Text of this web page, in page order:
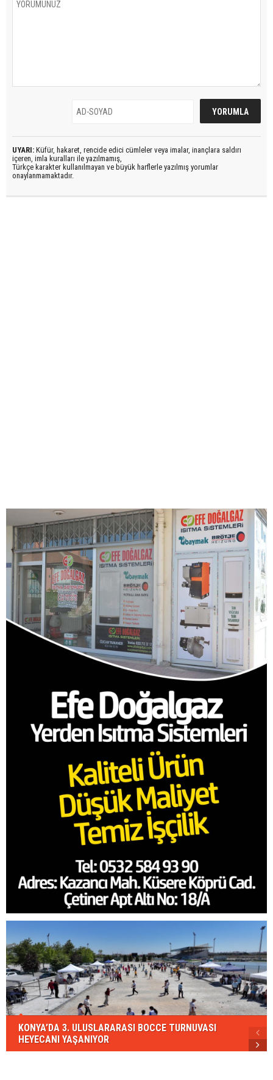
UYARI: Küfür, hakaret, rencide edici cümleler veya imalar, inançlara saldırı
içeren, imla kuralları ile yazılmamış,
Türkçe karakter kullanılmayan ve büyük harflerle yazılmış yorumlar
onaylanmamaktadır.
KONYA’DA 3. ULUSLARARASI BOCCE TURNUVASI
HEYECANI YAŞANIYOR